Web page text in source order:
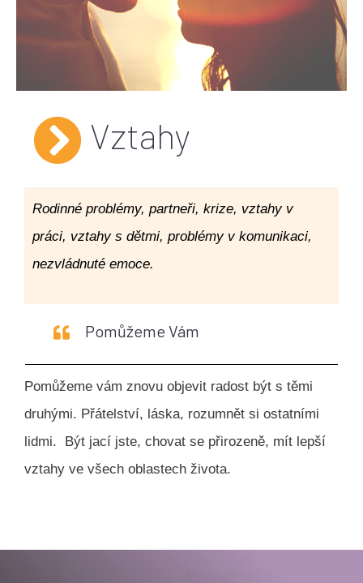
Vztahy
Rodinné problémy, partneři, krize, vztahy v
práci, vztahy s dětmi, problémy v komunikaci,
nezvládnuté emoce.
Pomůžeme Vám
Pomůžeme vám znovu objevit radost být s těmi
druhými. Přátelství, láska, rozumnět si ostatními
lidmi. Být jací jste, chovat se přirozeně, mít lepší
vztahy ve všech oblastech života.